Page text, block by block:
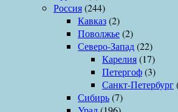
Россия(244)
Кавказ(2)
Поволжье(2)
Северо-Запад(22)
Карелия(17)
Петергоф(3)
Санкт-Петербург
Сибирь(7)